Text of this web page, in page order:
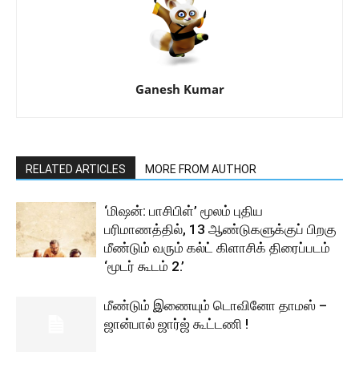
Ganesh Kumar
RELATED ARTICLES MORE FROM AUTHOR
‘மிஷன்: பாசிபிள்’ மூலம் புதிய
பரிமாணத்தில், 13 ஆண்டுகளுக்குப் பிறகு
மீண்டும் வரும் கல்ட் கிளாசிக் திரைப்படம்
‘மூடர் கூடம் 2.’
மீண்டும் இணையும் டொவினோ தாமஸ் –
ஜான்பால் ஜார்ஜ் கூட்டணி !